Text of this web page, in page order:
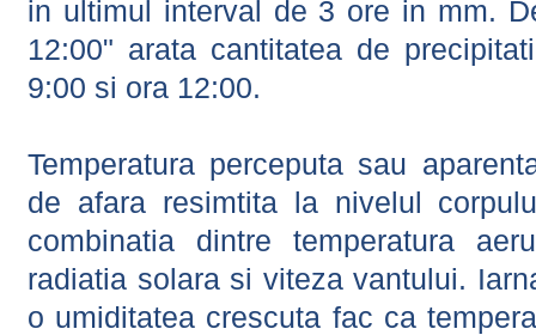
in ultimul interval de 3 ore in mm.
12:00" arata cantitatea de
9:00 si ora 12:00.
Temperatura perceputa sau
de afara resimtita la nivelul
combinatia dintre temperatura
radiatia solara si viteza vantului.
o umiditatea crescuta fac ca